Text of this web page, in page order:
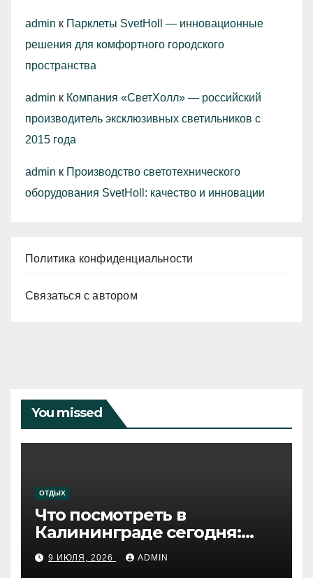
admin к Парклеты SvetHoll — инновационные
решения для комфортного городского
пространства
admin к Компания «СветХолл» — российский
производитель эксклюзивных светильников с
2015 года
admin к Производство светотехнического
оборудования SvetHoll: качество и инновации
Политика конфиденциальности
Связаться с автором
You missed
ОТДЫХ
Что посмотреть в
Калининграде сегодня:
путеводитель по самому
западному городу России
9 ИЮЛЯ, 2026 ADMIN